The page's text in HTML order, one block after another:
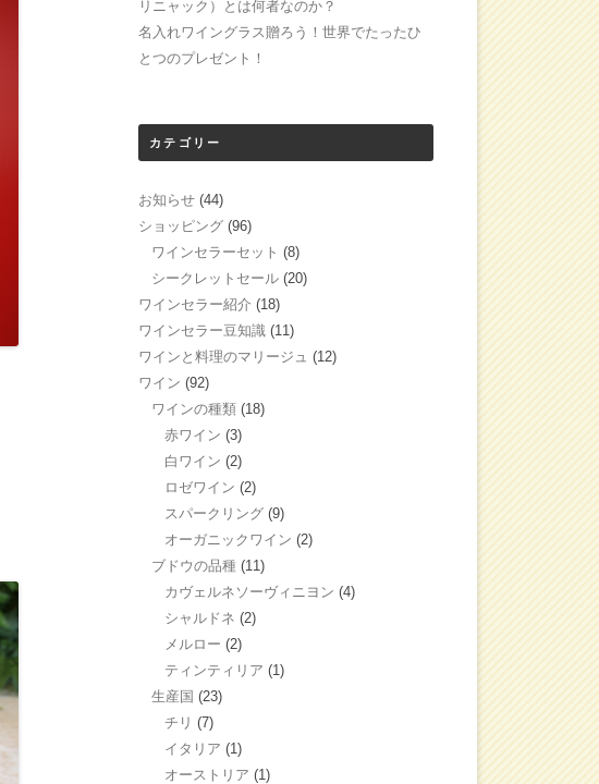
リニャック）とは何者なのか？
名入れワイングラス贈ろう！世界でたったひ
とつのプレゼント！
カテゴリー
お知らせ (44)
ショッピング (96)
ワインセラーセット (8)
シークレットセール (20)
ワインセラー紹介 (18)
ワインセラー豆知識 (11)
ワインと料理のマリージュ (12)
ワイン (92)
ワインの種類 (18)
赤ワイン (3)
白ワイン (2)
ロゼワイン (2)
スパークリング (9)
オーガニックワイン (2)
ブドウの品種 (11)
カヴェルネソーヴィニヨン (4)
シャルドネ (2)
メルロー (2)
ティンティリア (1)
生産国 (23)
チリ (7)
イタリア (1)
オーストリア (1)